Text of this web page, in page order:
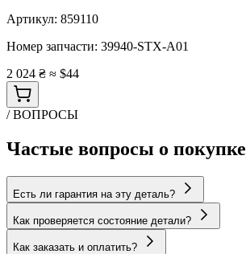
Артикул: 859110
Номер запчасти: 39940-STX-A01
2 024 ₴ ≈ $44
/ ВОПРОСЫ
Частые вопросы о покупке
Есть ли гарантия на эту деталь?
Как проверяется состояние детали?
Как заказать и оплатить?